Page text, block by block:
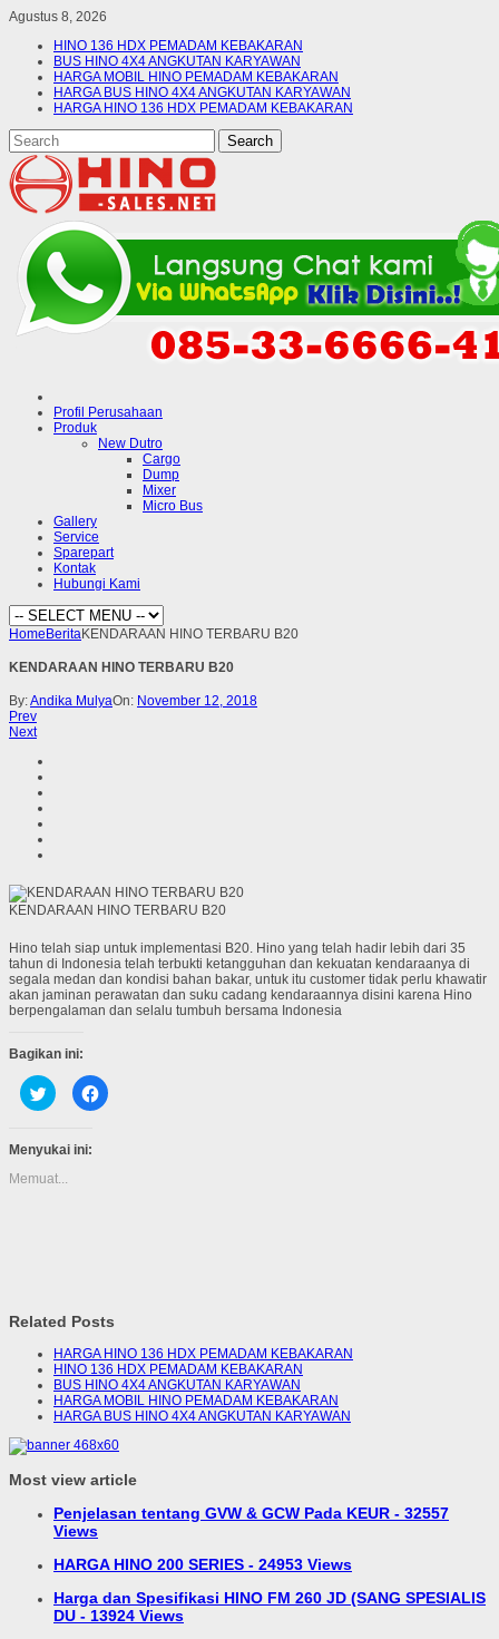
Agustus 8, 2026
HINO 136 HDX PEMADAM KEBAKARAN
BUS HINO 4X4 ANGKUTAN KARYAWAN
HARGA MOBIL HINO PEMADAM KEBAKARAN
HARGA BUS HINO 4X4 ANGKUTAN KARYAWAN
HARGA HINO 136 HDX PEMADAM KEBAKARAN
Profil Perusahaan
Produk
New Dutro
Cargo
Dump
Mixer
Micro Bus
Gallery
Service
Sparepart
Kontak
Hubungi Kami
Home BeritaKENDARAAN HINO TERBARU B20
KENDARAAN HINO TERBARU B20
By:Andika MulyaOn: November 12, 2018
Prev
Next
KENDARAAN HINO TERBARU B20
Hino telah siap untuk implementasi B20. Hino yang telah hadir lebih dari 35
tahun di Indonesia telah terbukti ketangguhan dan kekuatan kendaraanya di
segala medan dan kondisi bahan bakar, untuk itu customer tidak perlu khawatir
akan jaminan perawatan dan suku cadang kendaraannya disini karena Hino
berpengalaman dan selalu tumbuh bersama Indonesia
Bagikan ini:
Klik
untuk
berbagi
Twitter(Membuka
di
jendela
yang
Klik
untuk
Menyukai ini:
Memuat...
Related Posts
HARGA HINO 136 HDX PEMADAM KEBAKARAN
HINO 136 HDX PEMADAM KEBAKARAN
BUS HINO 4X4 ANGKUTAN KARYAWAN
HARGA MOBIL HINO PEMADAM KEBAKARAN
HARGA BUS HINO 4X4 ANGKUTAN KARYAWAN
Most view article
Penjelasan tentang GVW & GCW Pada KEUR - 32557
Views
HARGA HINO 200 SERIES - 24953 Views
Harga dan Spesifikasi HINO FM 260 JD (SANG SPESIALIS
DU - 13924 Views